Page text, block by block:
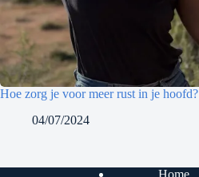
Hoe zorg je voor meer rust in je hoofd?
04/07/2024